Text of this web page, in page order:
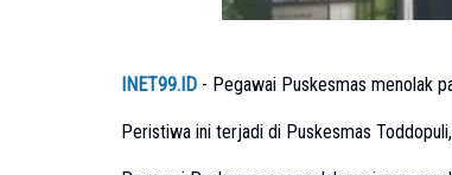
INET99.ID - Pegawai Puskesmas menolak
Peristiwa ini terjadi di Puskesmas